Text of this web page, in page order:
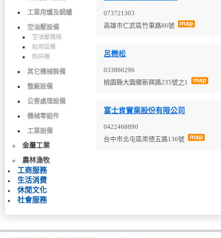
工業用爐及鍋爐
空油壓設備
空油壓機械
船用設備
粉碎機
其它機械裝備
整廠設備
公害處理設備
機械零組件
工業設備
金屬工業
農林漁牧
工商服務
生活消費
休閒文化
社會服務
073721303
高雄市仁武區竹東路86號
呂懋松
033866296
桃園縣大園鄉新興路235號之1
富士肯實業股份有限公司
0422468890
台中市北屯區崇德五路136號